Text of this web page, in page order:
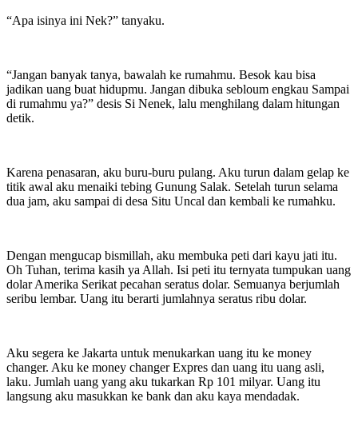
“Apa isinya ini Nek?” tanyaku.
“Jangan banyak tanya, bawalah ke rumahmu. Besok kau bisa
jadikan uang buat hidupmu. Jangan dibuka sebloum engkau Sampai
di rumahmu ya?” desis Si Nenek, lalu menghilang dalam hitungan
detik.
Karena penasaran, aku buru-buru pulang. Aku turun dalam gelap ke
titik awal aku menaiki tebing Gunung Salak. Setelah turun selama
dua jam, aku sampai di desa Situ Uncal dan kembali ke rumahku.
Dengan mengucap bismillah, aku membuka peti dari kayu jati itu.
Oh Tuhan, terima kasih ya Allah. Isi peti itu ternyata tumpukan uang
dolar Amerika Serikat pecahan seratus dolar. Semuanya berjumlah
seribu lembar. Uang itu berarti jumlahnya seratus ribu dolar.
Aku segera ke Jakarta untuk menukarkan uang itu ke money
changer. Aku ke money changer Expres dan uang itu uang asli,
laku. Jumlah uang yang aku tukarkan Rp 101 milyar. Uang itu
langsung aku masukkan ke bank dan aku kaya mendadak.